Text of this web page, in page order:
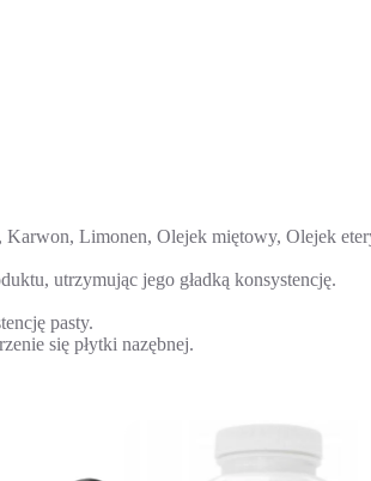
Limonen, Olejek miętowy, Olejek
utrzymując jego gładką konsystencję.
pasty.
się płytki nazębnej.